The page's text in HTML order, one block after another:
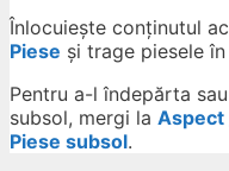
Înlocuiește conținutul
Piese și trage piesele
Pentru a-l îndepărta
subsol, mergi la Aspect
Piese subsol.